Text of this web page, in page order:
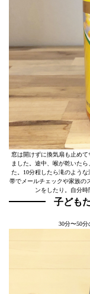
窓は開けずに換気扇も止め
ました。途中、喉が乾いた
た。10分程したら滝のよう
帯でメールチェックや家族の
ンをしたり。自分時
子ども
30分〜50